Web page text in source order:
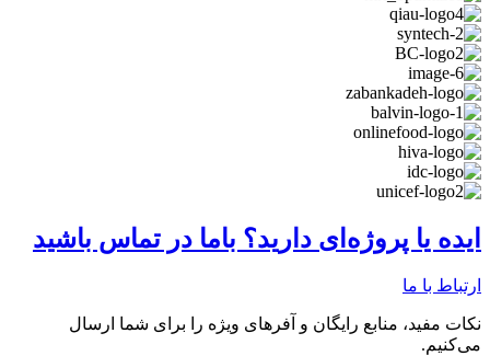
ایده یا پروژه‌ای دارید؟ باما در تماس باشید
ارتباط با ما
نکات مفید، منابع رایگان و آفرهای ویژه را برای شما ارسال
می‌کنیم.